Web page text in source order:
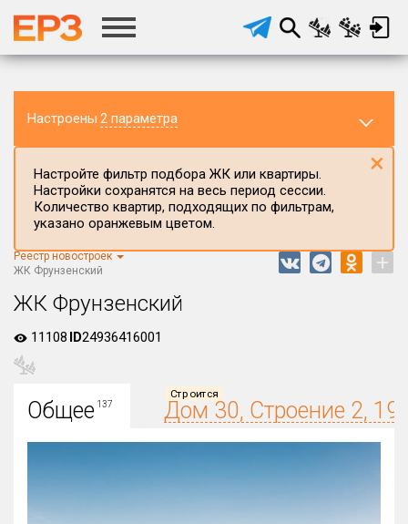
Настроены 2 параметра
Регион ЖК
Район в регионе
Все
Населённый пункт
Все
Настройте фильтр подбора ЖК или квартиры.
Настройки сохранятся на весь период сессии.
Количество квартир, подходящих по фильтрам,
указано оранжевым цветом.
×
Реестр новостроек
ЖК Фрунзенский
+
ЖК Фрунзенский
11108 ID24936416001
Общее137
Строится
Дом 30, Строение 2, 19